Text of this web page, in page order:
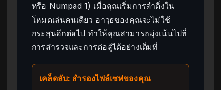
หรือ Numpad 1) เมื่อคุณเริ่มการดำดิ่งใน
โหมดเล่นคนเดียว อาวุธของคุณจะไม่ใช้
กระสุนอีกต่อไป ทำให้คุณสามารถมุ่งเน้นไปที่
การสำรวจและการต่อสู้ได้อย่างเต็มที่
เคล็ดลับ: สำรองไฟล์เซฟของคุณ